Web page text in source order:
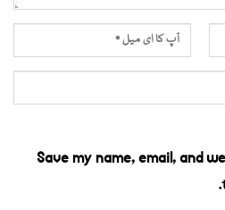
Save my name, email, and